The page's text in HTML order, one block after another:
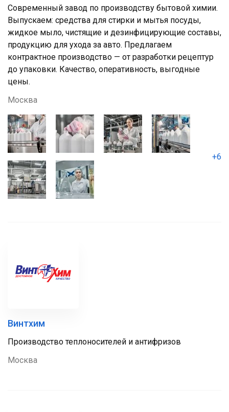
Современный завод по производству бытовой химии.
Выпускаем: средства для стирки и мытья посуды,
жидкое мыло, чистящие и дезинфицирующие составы,
продукцию для ухода за авто. Предлагаем
контрактное производство — от разработки рецептур
до упаковки. Качество, оперативность, выгодные
цены.
Москва
+6
Винтхим
Производство теплоносителей и антифризов
Москва